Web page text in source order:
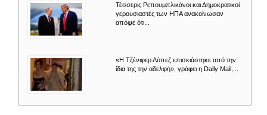
Τέσσερις Ρεπουμπλικάνοι και Δημοκρατικοί
γερουσιαστές των ΗΠΑ ανακοίνωσαν
απόψε ότι...
«Η Τζένιφερ Λόπεζ επισκιάστηκε από την
ίδια της την αδελφή», γράφει η Daily Mail,...